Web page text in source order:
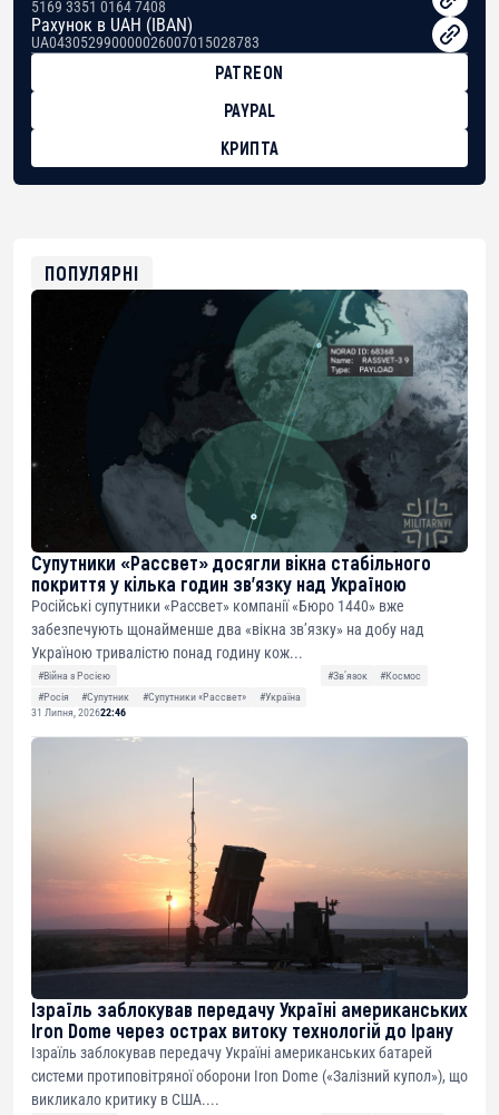
5169 3351 0164 7408
Рахунок в UAH (IBAN)
UA043052990000026007015028783
PATREON
PAYPAL
КРИПТА
0xfD02863D3289416fcF50975c9DFda13623f97758
ПОПУЛЯРНІ
Супутники «Рассвет» досягли вікна стабільного
покриття у кілька годин зв’язку над Україною
Російські супутники «Рассвет» компанії «Бюро 1440» вже
забезпечують щонайменше два «вікна зв’язку» на добу над
Україною тривалістю понад годину кож...
#Війна з Росією #Звʼязок
#Космос
#Росія
#Супутник #Супутники «Рассвет»
#Україна
31 Липня, 202622:46
Ізраїль заблокував передачу Україні американських
Iron Dome через острах витоку технологій до Ірану
Ізраїль заблокував передачу Україні американських батарей
системи протиповітряної оборони Iron Dome («Залізний купол»), що
викликало критику в США....